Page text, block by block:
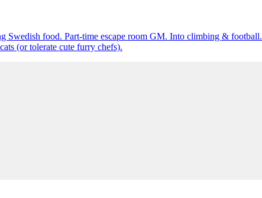
Swedish food. Part-time escape room GM. Into climbing & football.
(or tolerate cute furry chefs).